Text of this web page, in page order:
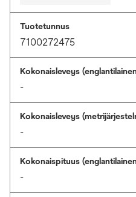
Tuotetunnus
7100272475
Kokonaisleveys
-
Kokonaisleveys
-
Kokonaispituus
-